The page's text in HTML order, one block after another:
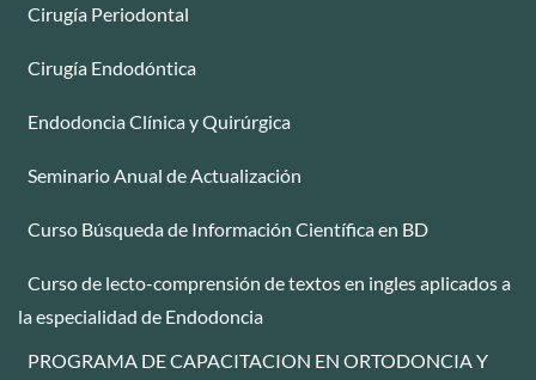
Cirugía Periodontal
Cirugía Endodóntica
Endodoncia Clínica y Quirúrgica
Seminario Anual de Actualización
Curso Búsqueda de Información Científica en BD
Curso de lecto-comprensión de textos en ingles aplicados a
la especialidad de Endodoncia
PROGRAMA DE CAPACITACION EN ORTODONCIA Y